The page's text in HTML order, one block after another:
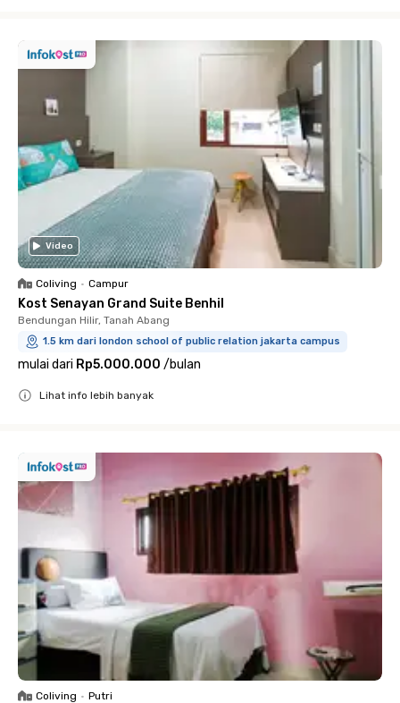
Video
Coliving • Campur
Kost Senayan Grand Suite Benhil
Bendungan Hilir, Tanah Abang
1.5 km dari london school of public relation jakarta campus
mulai dari Rp5.000.000 /bulan
Lihat info lebih banyak
Coliving • Putri